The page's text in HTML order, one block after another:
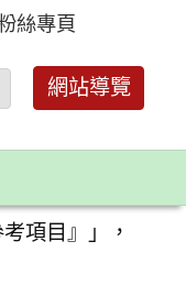
絲專頁
網站導覽
項目』」，